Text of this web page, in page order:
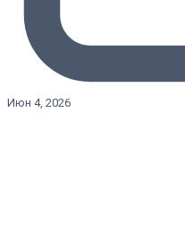
Июн 4, 2026